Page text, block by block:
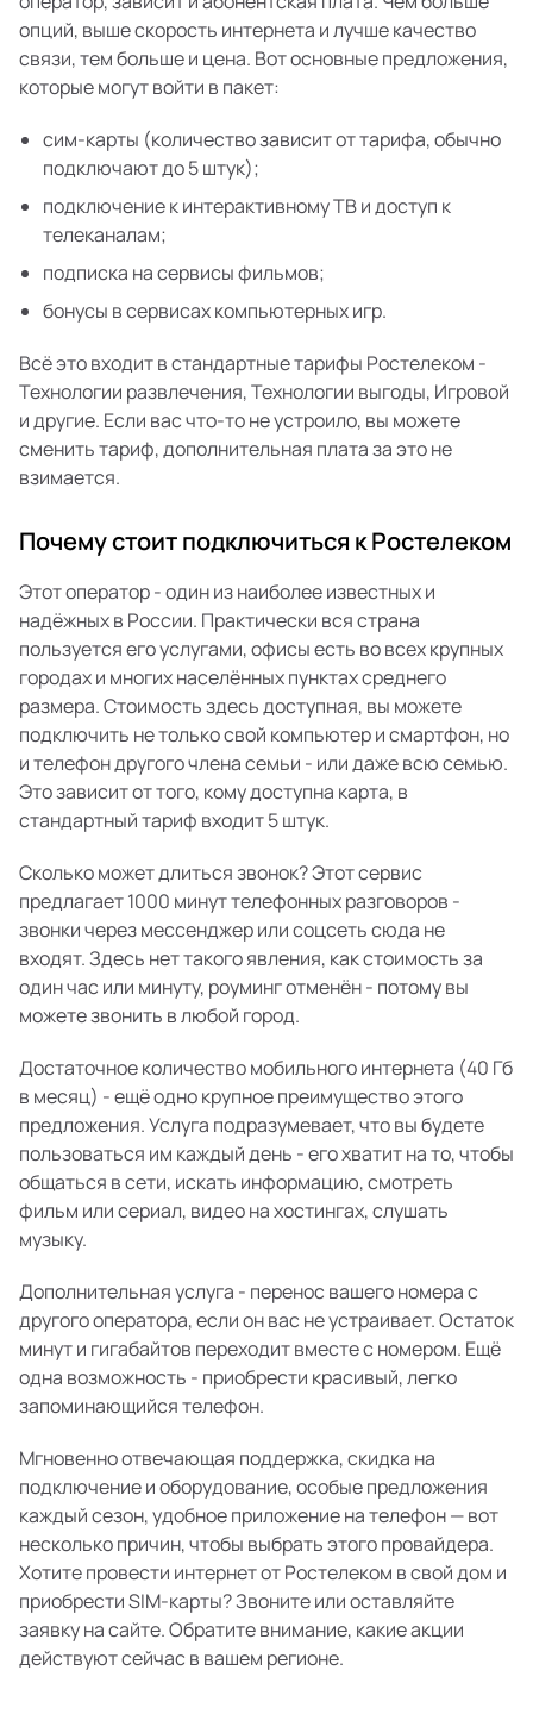
опций, выше скорость интернета и лучше качество
связи, тем больше и цена. Вот основные предложения,
которые могут войти в пакет:
сим-карты (количество зависит от тарифа, обычно
подключают до 5 штук);
подключение к интерактивному ТВ и доступ к
телеканалам;
подписка на сервисы фильмов;
бонусы в сервисах компьютерных игр.
Всё это входит в стандартные тарифы Ростелеком -
Технологии развлечения, Технологии выгоды, Игровой
и другие. Если вас что-то не устроило, вы можете
сменить тариф, дополнительная плата за это не
взимается.
Почему стоит подключиться к Ростелеком
Этот оператор - один из наиболее известных и
надёжных в России. Практически вся страна
пользуется его услугами, офисы есть во всех крупных
городах и многих населённых пунктах среднего
размера. Стоимость здесь доступная, вы можете
подключить не только свой компьютер и смартфон, но
и телефон другого члена семьи - или даже всю семью.
Это зависит от того, кому доступна карта, в
стандартный тариф входит 5 штук.
Сколько может длиться звонок? Этот сервис
предлагает 1000 минут телефонных разговоров -
звонки через мессенджер или соцсеть сюда не
входят. Здесь нет такого явления, как стоимость за
один час или минуту, роуминг отменён - потому вы
можете звонить в любой город.
Достаточное количество мобильного интернета (40 Гб
в месяц) - ещё одно крупное преимущество этого
предложения. Услуга подразумевает, что вы будете
пользоваться им каждый день - его хватит на то, чтобы
общаться в сети, искать информацию, смотреть
фильм или сериал, видео на хостингах, слушать
музыку.
Дополнительная услуга - перенос вашего номера с
другого оператора, если он вас не устраивает. Остаток
минут и гигабайтов переходит вместе с номером. Ещё
одна возможность - приобрести красивый, легко
запоминающийся телефон.
Мгновенно отвечающая поддержка, скидка на
подключение и оборудование, особые предложения
каждый сезон, удобное приложение на телефон — вот
несколько причин, чтобы выбрать этого провайдера.
Хотите провести интернет от Ростелеком в свой дом и
приобрести SIM-карты? Звоните или оставляйте
заявку на сайте. Обратите внимание, какие акции
действуют сейчас в вашем регионе.